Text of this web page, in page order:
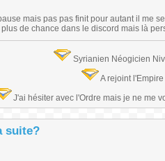
mais pas pas finit pour autant il me
de chance dans le discord mais là
Syrianien Néogicien
A rejoint l'Empire
J'ai hésiter avec l'Ordre mais je ne me
suite?